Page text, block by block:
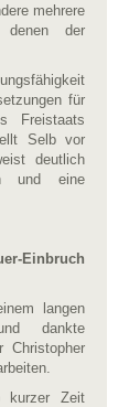
mehrere
denen der
für
Freistaats
Selb vor
deutlich
und eine
Einbruch
langen
dankte
Christopher
kurzer Zeit